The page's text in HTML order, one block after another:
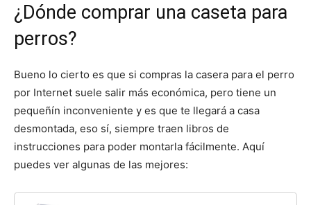
¿Dónde comprar una caseta para
perros?
Bueno lo cierto es que si compras la casera para el perro
por Internet suele salir más económica, pero tiene un
pequeñín inconveniente y es que te llegará a casa
desmontada, eso sí, siempre traen libros de
instrucciones para poder montarla fácilmente. Aquí
puedes ver algunas de las mejores: